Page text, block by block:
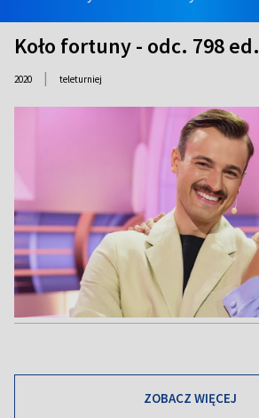
Koło fortuny - odc. 798
2020 | teleturniej
ZOBACZ WIĘCEJ